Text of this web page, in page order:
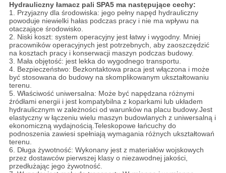
Hydrauliczny łamacz pali SPA5 ma następujące cechy:
1. Przyjazny dla środowiska: jego pełny napęd hydrauliczny
powoduje niewielki hałas podczas pracy i nie ma wpływu na
otaczające środowisko.
2. Niski koszt: system operacyjny jest łatwy i wygodny. Mniej
pracowników operacyjnych jest potrzebnych, aby zaoszczędzić
na kosztach pracy i konserwacji maszyn podczas budowy.
3. Mała objętość: jest lekka do wygodnego transportu.
4. Bezpieczeństwo: Bezkontaktowa praca jest włączona i może
być stosowana do budowy na skomplikowanym ukształtowaniu
terenu.
5. Właściwość uniwersalna: Może być napędzana różnymi
źródłami energii i jest kompatybilna z koparkami lub układem
hydraulicznym w zależności od warunków na placu budowy.Jest
elastyczny w łączeniu wielu maszyn budowlanych z uniwersalną i
ekonomiczną wydajnością.Teleskopowe łańcuchy do
podnoszenia zawiesi spełniają wymagania różnych ukształtowań
terenu.
6. Długa żywotność: Wykonany jest z materiałów wojskowych
przez dostawców pierwszej klasy o niezawodnej jakości,
przedłużając jego żywotność.